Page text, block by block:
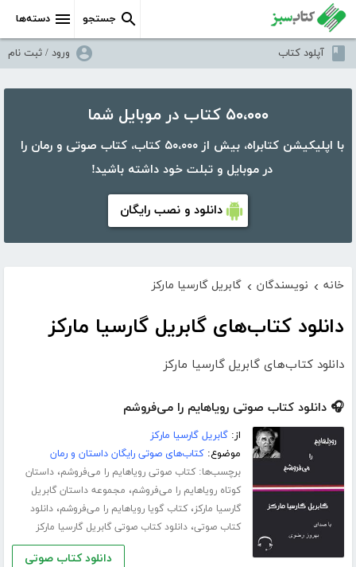
دسته‌ها جستجو
آپلود کتاب ورود / ثبت نام
۵۰،۰۰۰ کتاب در موبایل شما
با اپلیکیشن کتابراه، بیش از ۵۰،۰۰۰ کتاب، کتاب صوتی و رمان را
در موبایل و تبلت خود داشته باشید!
دانلود و نصب رایگان
خانه › نویسندگان › گابریل گارسیا مارکز
دانلود کتاب‌های گابریل گارسیا مارکز
دانلود کتاب‌های گابریل گارسیا مارکز
🎧 دانلود کتاب صوتی رویاهایم را می‌فروشم
از:گابریل گارسیا مارکز
موضوع:کتاب‌های صوتی رایگان داستان و رمان
برچسب‌ها:کتاب صوتی رویاهایم را می‌فروشم،داستان
کوتاه رویاهایم را می‌فروشم، مجموعه داستان گابریل
گارسیا مارکز،کتاب گویا رویاهایم را می‌فروشم،دانلود
کتاب صوتی،دانلود کتاب صوتی گابریل گارسیا مارکز
دانلود کتاب صوتی